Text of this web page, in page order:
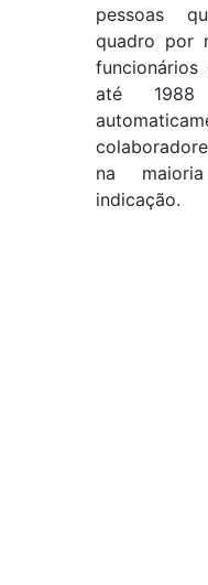
pessoas
quadro por
até 1988
na
indicação.